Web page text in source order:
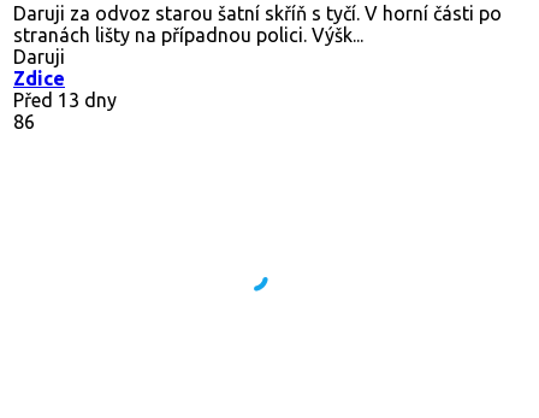
Daruji za odvoz starou šatní skříň s tyčí. V horní části po
stranách lišty na případnou polici. Výšk...
Daruji
Zdice
Před 13 dny
86